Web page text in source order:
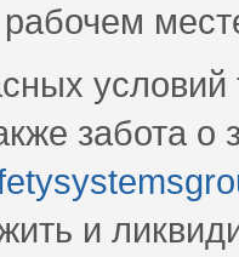
рабочем
забота о
и